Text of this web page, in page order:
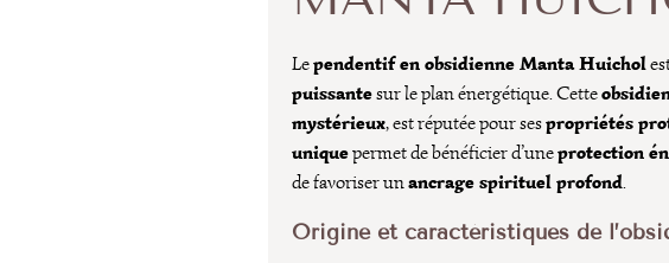
Lependentif en obsidienne Manta Huichol
puissantesur le plan énergétique. Cette
mystérieux, est réputée pour sespropriétés
uniquepermet de bénéficier d’uneprotection
de favoriser unancrage spirituel profond.
Origine et caractéristiques de